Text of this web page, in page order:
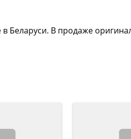
Беларуси. В продаже